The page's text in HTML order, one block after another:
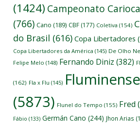
(1424) Campeonato Carioca
(766) Cano (189) CBF (177) Coletiva (154)
do Brasil (616) Copa Libertadores
Copa Libertadores da América (145) De Olho
Felipe Melo (148) Fernando Diniz (382)
(162) Fla x Flu (145) Fluminense
(5873) Flunel do Tempo (155) Fred
Fábio (133) Germán Cano (244) Jhon Arias